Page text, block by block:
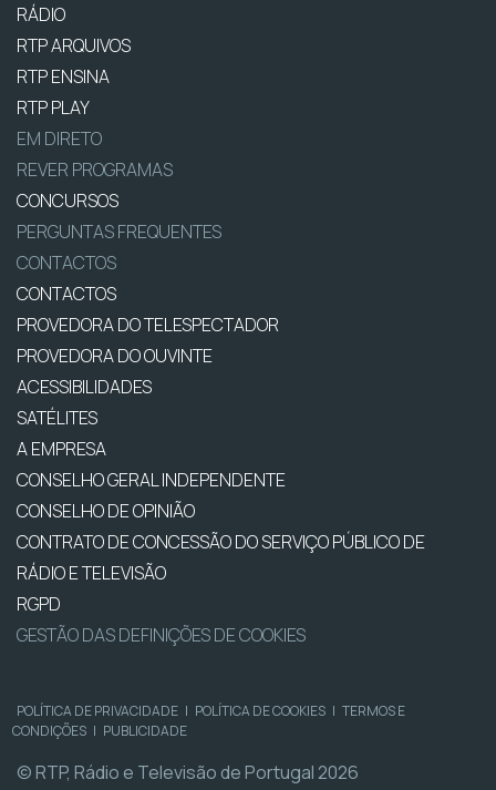
RÁDIO
RTP ARQUIVOS
RTP ENSINA
RTP PLAY
EM DIRETO
REVER PROGRAMAS
CONCURSOS
PERGUNTAS FREQUENTES
CONTACTOS
CONTACTOS
PROVEDORA DO TELESPECTADOR
PROVEDORA DO OUVINTE
ACESSIBILIDADES
SATÉLITES
A EMPRESA
CONSELHO GERAL INDEPENDENTE
CONSELHO DE OPINIÃO
CONTRATO DE CONCESSÃO DO SERVIÇO PÚBLICO DE
RÁDIO E TELEVISÃO
RGPD
GESTÃO DAS DEFINIÇÕES DE COOKIES
POLÍTICA DE PRIVACIDADE | POLÍTICA DE COOKIES | TERMOS E
CONDIÇÕES | PUBLICIDADE
© RTP, Rádio e Televisão de Portugal 2026